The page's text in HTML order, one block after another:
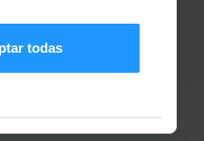
todas